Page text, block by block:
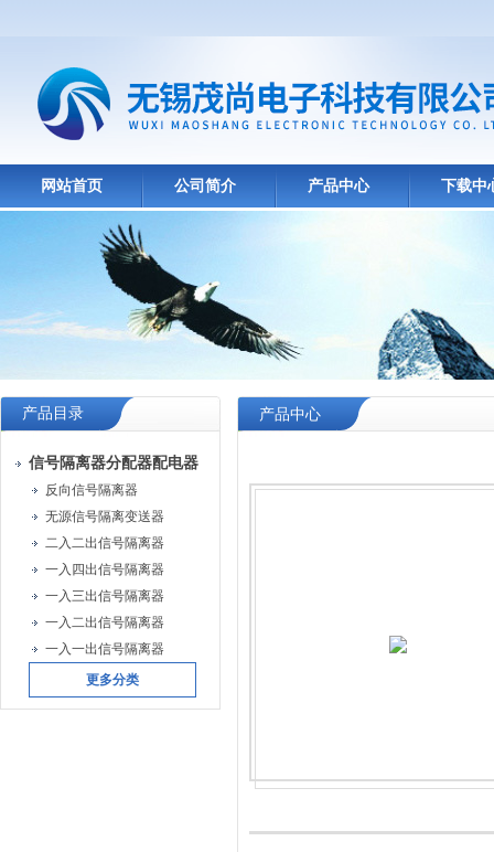
网站首页 公司简介 产品中心 下载中
产品目录
信号隔离器分配器配电器
反向信号隔离器
无源信号隔离变送器
二入二出信号隔离器
一入四出信号隔离器
一入三出信号隔离器
一入二出信号隔离器
一入一出信号隔离器
更多分类
产品中心